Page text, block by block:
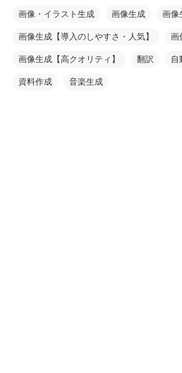
画像・イラスト生成 画像生成 画像
画像生成【導入のしやすさ・人気】 画
画像生成【高クオリティ】 翻訳 自
資料作成 音楽生成